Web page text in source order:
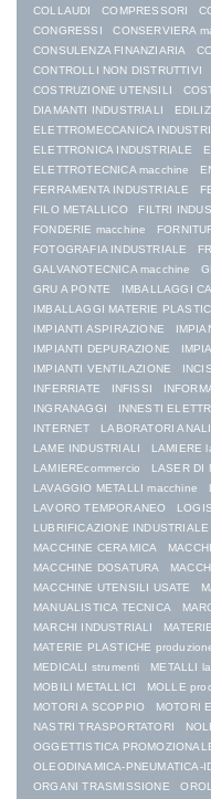
COLLAUDI
COMPRESSORI
CONGRESSI
CONSERVIERA
CONSULENZA FINANZIARIA
CONTROLLI NON DISTRUTTIVI
COSTRUZIONE UTENSILI
DIAMANTI INDUSTRIALI
ELETTROMECCANICA
ELETTRONICA INDUSTRIALE
ELETTROTECNICA macchine
FERRAMENTA INDUSTRIALE
FILO METALLICO
FILTRI
FONDERIE macchine
FOTOGRAFIA INDUSTRIALE
GALVANOTECNICA macchine
GRU A PONTE
IMBALLAGGI
IMBALLAGGI MATERIE
IMPIANTI ASPIRAZIONE
IMPIANTI DEPURAZIONE
IMPIANTI VENTILAZIONE
INFERRIATE
INFISSI
INGRANAGGI
INNESTI
INTERNET
LABORATORI
LAME INDUSTRIALI
LAMIERE
LAMIEREcommercio
LASER DI
LAVAGGIO METALLI macchine
LAVORO TEMPORANEO
LUBRIFICAZIONE INDUSTRIALE
MACCHINE CERAMICA
MACCHINE DOSATURA
MACCHINE UTENSILI USATE
MANUALISTICA TECNICA
MARCHI INDUSTRIALI
MATERIE PLASTICHE
MEDICALI strumenti
METALLI
MOBILI METALLICI
MOLLE
MOTORI A SCOPPIO
MOTORI
NASTRI TRASPORTATORI
OGGETTISTICA
OLEODINAMICA-PNEUMATICA-
ORGANI TRASMISSIONE